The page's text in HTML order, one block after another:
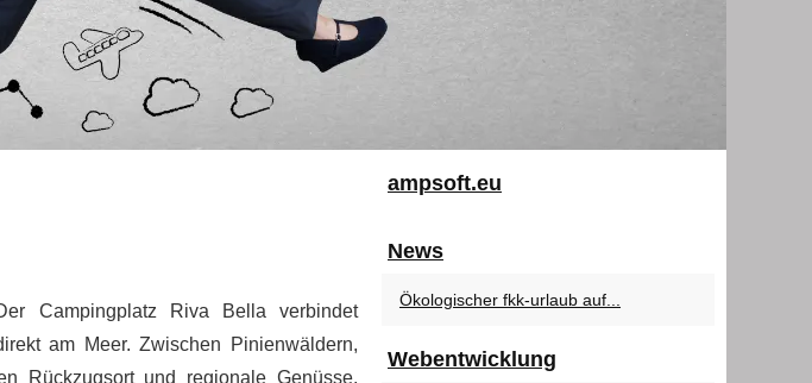
Campingplatz Riva Bella verbindet
am Meer. Zwischen Pinienwäldern,
Rückzugsort und regionale Genüsse.
ampsoft.eu
News
Ökologischer fkk-urlaub auf...
Webentwicklung